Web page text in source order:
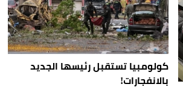
كولومبيا تستقبل رئيسها الجديد
بالانفجارات!